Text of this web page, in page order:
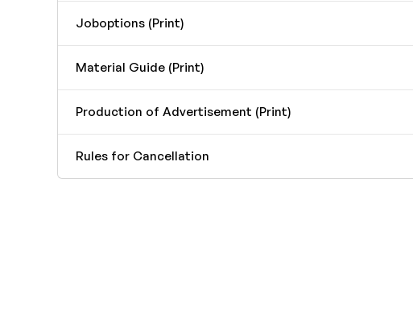
Joboptions (Print)
Material Guide (Print)
Production of Advertisement (Print)
Rules for Cancellation